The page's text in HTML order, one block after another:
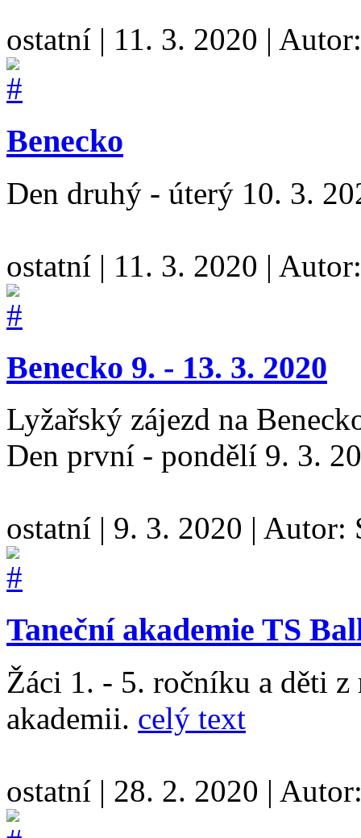
ostatní | 11. 3. 2020 |
Benecko
Den druhý - úterý 10. 3.
ostatní | 11. 3. 2020 |
Benecko 9. - 13. 3. 2020
Lyžařský zájezd na
Den první - pondělí 9. 3.
ostatní | 9. 3. 2020 | Autor:
Taneční akademie TS
Žáci 1. - 5. ročníku a děti
akademii. celý text
ostatní | 28. 2. 2020 |